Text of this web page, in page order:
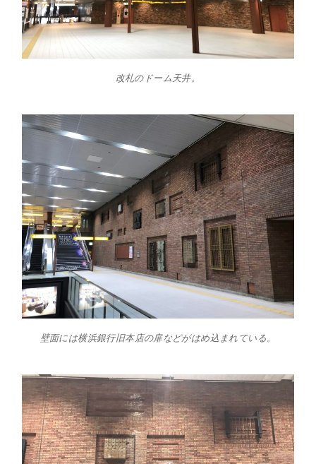
改札のドーム天井。
壁面には横浜銀行旧本店の扉などがはめ込まれている。